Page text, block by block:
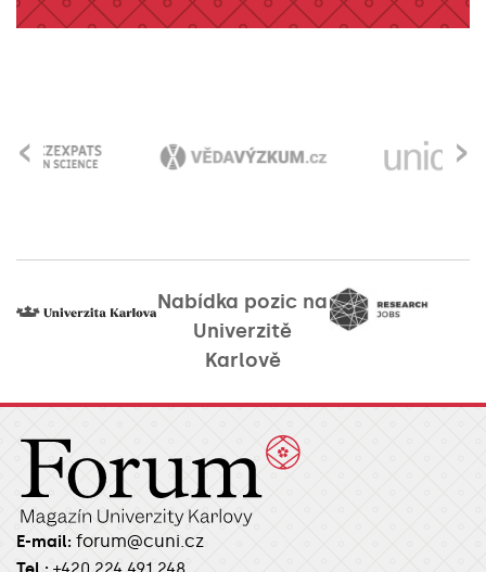
›
‹
Nabídka pozic na
Univerzitě
Karlově
E-mail: forum@cuni.cz